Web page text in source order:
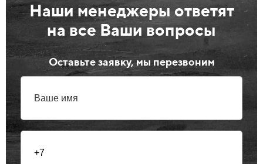
Наши менеджеры ответят
на все Ваши вопросы
Оставьте заявку, мы перезвоним